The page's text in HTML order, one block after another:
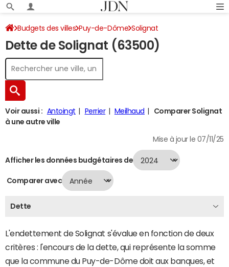
Budgets des villes Puy-de-Dôme Solignat
Dette au 31/12/2024
Dette de Solignat (63500)
Voir aussi : Antoingt Perrier Meilhaud
Comparer Solignat
à une autre ville
Mise à jour le 07/11/25
Afficher les données budgétaires de
Comparer avec
Dette
L'endettement de Solignat s'évalue en fonction de deux
critères : l'encours de la dette, qui représente la somme
que la commune du Puy-de-Dôme doit aux banques, et